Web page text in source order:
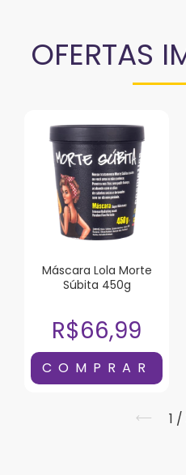
OFERTAS
Máscara Lola Morte
Súbita 450g
R$66,99
1 /